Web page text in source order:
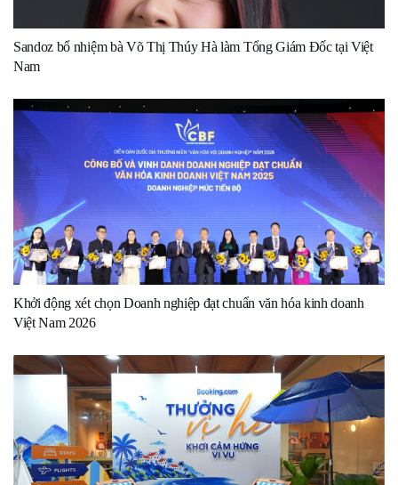
Sandoz bổ nhiệm bà Võ Thị Thúy Hà làm Tổng Giám Đốc tại Việt
Nam
Khởi động xét chọn Doanh nghiệp đạt chuẩn văn hóa kinh doanh
Việt Nam 2026